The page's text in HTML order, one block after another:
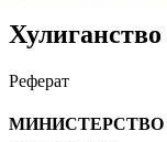
Хулиганство
Реферат
МИНИСТЕРСТВО